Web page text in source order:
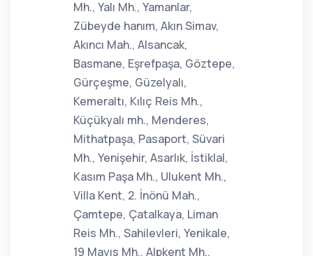
Mh., Yalı Mh., Yamanlar,
Zübeyde hanım, Akın Simav,
Akıncı Mah., Alsancak,
Basmane, Eşrefpaşa, Göztepe,
Gürçeşme, Güzelyalı,
Kemeraltı, Kılıç Reis Mh.,
Küçükyalı mh., Menderes,
Mithatpaşa, Pasaport, Süvari
Mh., Yenişehir, Asarlık, İstiklal,
Kasım Paşa Mh., Ulukent Mh.,
Villa Kent, 2. İnönü Mah.,
Çamtepe, Çatalkaya, Liman
Reis Mh., Sahilevleri, Yenikale,
19 Mayıs Mh., Alpkent Mh.,